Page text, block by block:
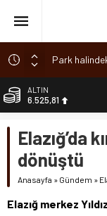
Park
7 aylık
Romanya’da
ALTIN
6.525,81
13.703,13
DOLAR
47,5932
55,0919
Elazığ’da
dönüştü
Anasayfa » Gündem »
Elazığ merkez